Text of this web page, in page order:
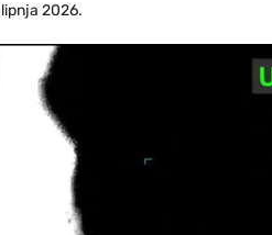
lipnja 2026.